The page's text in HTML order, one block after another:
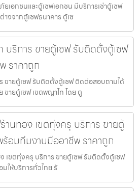
อกชนและตู้เซฟเอกชน มีบริการเช่าตู้เซฟ
งจากตู้เซฟธนาคาร ตู้เซ
บริการ ขายตู้เซฟ รับติดตั้งตู้เซฟ
ราคาถูก
ขายตู้เซฟ รับติดตั้งตู้เซฟ ติดต่อสอบถามได้
ายตู้เซฟ เขตพญาไท โดย ตู
านทอง เขตทุ่งครุ บริการ ขายตู้
อมทีมงานมืออาชีพ ราคาถูก
เขตทุ่งครุ บริการ ขายตู้เซฟ รับติดตั้งตู้เซฟ
ให้บริการทั่วไทย รั